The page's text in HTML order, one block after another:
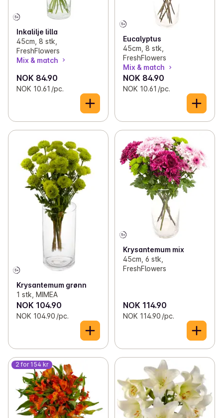
Inkalilje lilla
45cm, 8 stk,
FreshFlowers
Mix & match
NOK 84.90
NOK 10.61 /pc.
Eucalyptus
45cm, 8 stk,
FreshFlowers
Mix & match
NOK 84.90
NOK 10.61 /pc.
Krysantemum grønn
1 stk, MIMEA
NOK 104.90
NOK 104.90 /pc.
Krysantemum mix
45cm, 6 stk,
FreshFlowers
NOK 114.90
NOK 114.90 /pc.
2 for 154 kr